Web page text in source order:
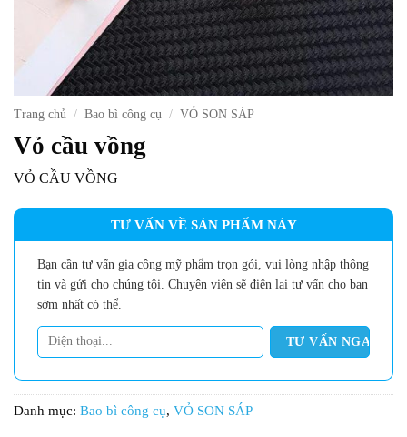
Trang chủ / Bao bì công cụ / VỎ SON SÁP
Vỏ cầu vồng
VỎ CẦU VỒNG
TƯ VẤN VỀ SẢN PHẨM NÀY
Bạn cần tư vấn gia công mỹ phẩm trọn gói, vui lòng nhập thông
tin và gửi cho chúng tôi. Chuyên viên sẽ điện lại tư vấn cho bạn
sớm nhất có thể.
Danh mục: Bao bì công cụ, VỎ SON SÁP